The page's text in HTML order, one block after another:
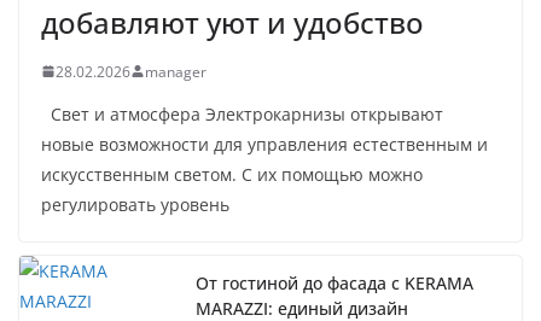
добавляют уют и удобство
28.02.2026 manager
Свет и атмосфера Электрокарнизы открывают
новые возможности для управления естественным и
искусственным светом. С их помощью можно
регулировать уровень
От гостиной до фасада с KERAMA
MARAZZI: единый дизайн